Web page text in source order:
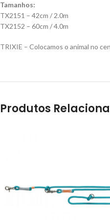
Tamanhos:
TX2151 – 42cm / 2.0m
TX2152 – 60cm / 4.0m
TRIXIE – Colocamos o animal no
Produtos